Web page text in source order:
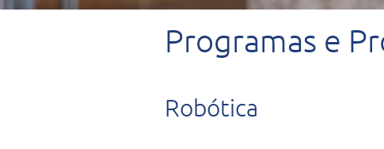
Programas e
Robótica